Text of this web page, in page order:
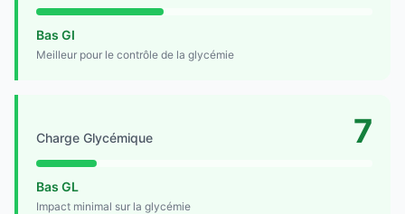
Bas GI
Meilleur pour le contrôle de la glycémie
Charge Glycémique 7
Bas GL
Impact minimal sur la glycémie